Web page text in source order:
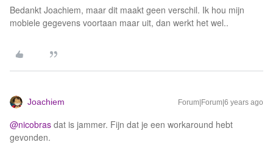
Bedankt Joachiem, maar dit maakt geen verschil. Ik hou mijn
mobiele gegevens voortaan maar uit, dan werkt het wel..
Joachiem Forum|Forum|6 years ago
@nicobras dat is jammer. Fijn dat je een workaround hebt
gevonden.